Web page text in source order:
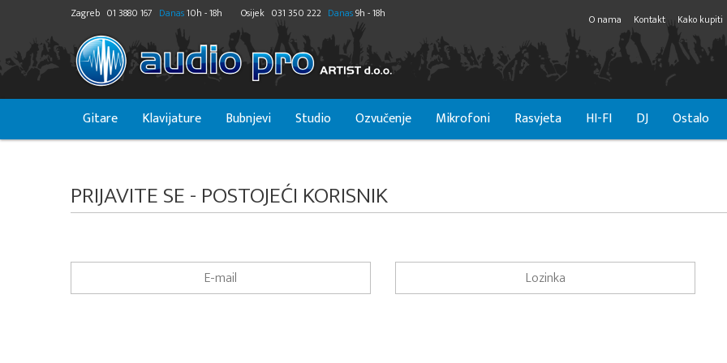
Zagreb 01 3880 167 Danas10h - 18h Osijek 031 350 222 Danas9h - 18h O nama Kontakt Kako kupiti
Gitare Klavijature Bubnjevi Studio Ozvučenje Mikrofoni Rasvjeta HI-FI DJ Ostalo
PRIJAVITE SE - POSTOJEĆI KORISNIK